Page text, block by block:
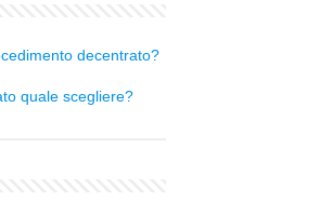
decentrato?
quale scegliere?